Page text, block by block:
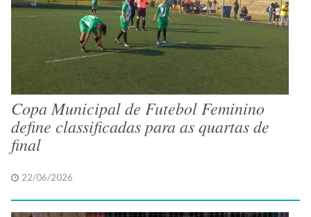
Copa Municipal de Futebol Feminino
define classificadas para as quartas de
final
22/06/2026